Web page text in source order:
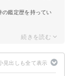
の鑑定歴を持ってい